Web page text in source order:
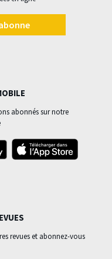
abonnés sur notre
revues et abonnez-vous